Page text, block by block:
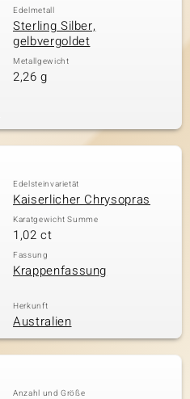
Edelmetall
Sterling Silber,
gelbvergoldet
Metallgewicht
2,26 g
Edelsteinvarietät
Kaiserlicher Chrysopras
Karatgewicht Summe
1,02 ct
Fassung
Krappenfassung
Herkunft
Australien
Anzahl und Größe